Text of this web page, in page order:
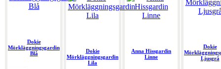
Dokie
Mörkläggningsgardin
Blå
Dokie
Mörkläggningsgardin
Lila
Anna Hissgardin
Linne
Dokie
Ljusgrå